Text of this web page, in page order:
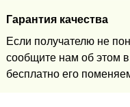
Гарантия качества
Если получателю не
сообщите нам об этом
бесплатно его